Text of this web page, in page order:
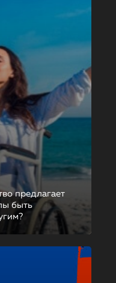
предлагает
быть